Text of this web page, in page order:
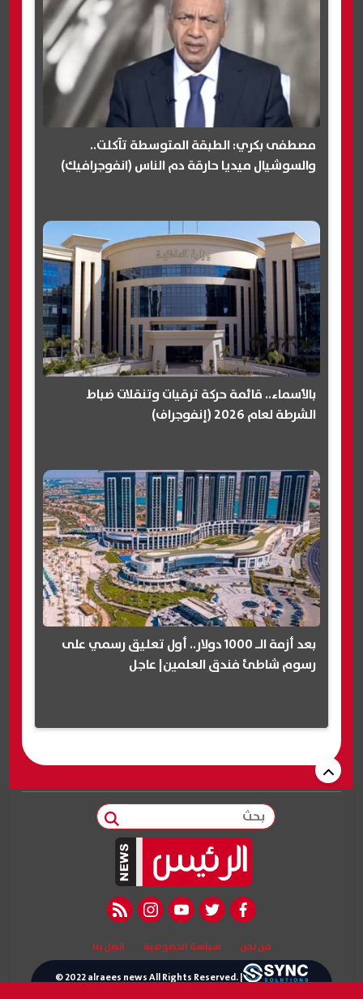
مصطفى بكري: الطبقة المتوسطة تآكلت..
والسوشيال ميديا حارقة دم الناس (انفوجرافيك)
بالأسماء.. قائمة حركة ترقيات وتنقلات ضباط
الشرطة لعام 2026 (إنفوجراف)
بعد أزمة الـ 1000 دولار.. أول تعليق رسمي على
رسوم شاطئ فندق العلمين| عاجل
بحث
facebook
twitter
youtube
instagram
rss feed
من نحن سياسة الخصوصية اتصل بنا
© 2022 alraees news All Rights Reserved. |